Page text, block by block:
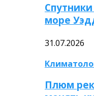
море
31.07.2026
Плюм